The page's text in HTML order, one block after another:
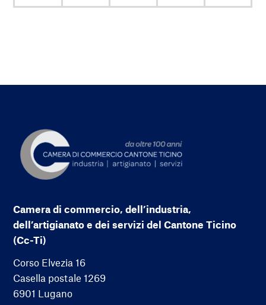
Camera di commercio, dell’industria,
dell’artigianato e dei servizi del Cantone Ticino
(Cc-Ti)
Corso Elvezia 16
Casella postale 1269
6901 Lugano